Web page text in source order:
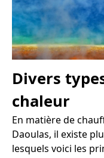
Divers
chaleur
En matière de
Daoulas, il existe
lesquels voici les